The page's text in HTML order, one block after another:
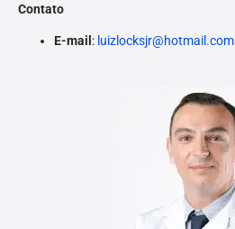
Contato
E-mail : luizlocksjr@hotmail.com